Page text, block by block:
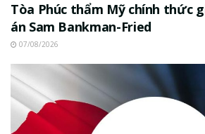
Tòa Phúc thẩm Mỹ chính thức
án Sam Bankman-Fried
07/08/2026